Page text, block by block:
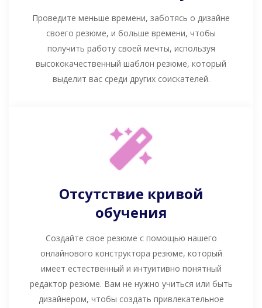
Проведите меньше времени, заботясь о дизайне
своего резюме, и больше времени, чтобы
получить работу своей мечты, используя
высококачественный шаблон резюме, который
выделит вас среди других соискателей.
Отсутствие кривой
обучения
Создайте свое резюме с помощью нашего
онлайнового конструктора резюме, который
имеет естественный и интуитивно понятный
редактор резюме. Вам не нужно учиться или быть
дизайнером, чтобы создать привлекательное